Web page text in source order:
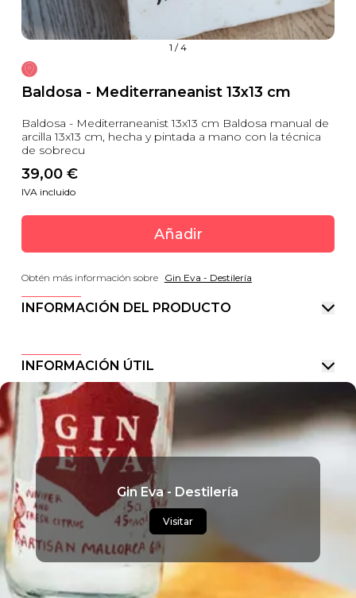
1 /4
Baldosa - Mediterraneanist 13x13 cm
Baldosa - Mediterraneanist 13x13 cm Baldosa manual de
arcilla 13x13 cm, hecha y pintada a mano con la técnica
de sobrecu
39,00 €
IVA incluido
Añadir
Obtén más información sobre Gin Eva - Destilería
INFORMACIÓN DEL PRODUCTO
INFORMACIÓN ÚTIL
Gin Eva - Destilería
Visitar